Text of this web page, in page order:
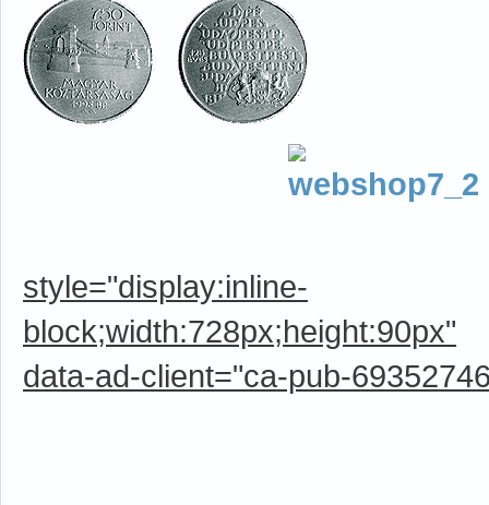
style="display:inline-
block;width:728px;height:90px"
data-ad-client="ca-pub-